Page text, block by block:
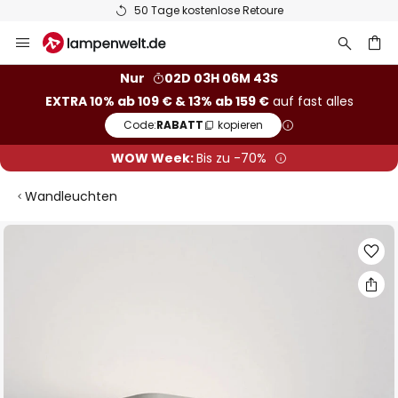
50 Tage kostenlose Retoure
Inhalt
Nur
02D 03H 06M 43S
EXTRA 10% ab 109 € & 13% ab 159 €auf fast alles
Code:RABATT kopieren
WOW Week:Bis zu -70%
Wandleuchten
Zum